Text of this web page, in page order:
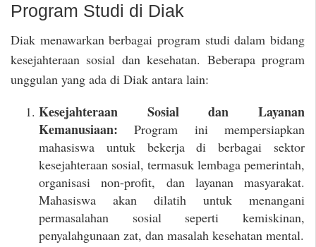
Program Studi di Diak
Diak menawarkan berbagai program studi dalam bidang
kesejahteraan sosial dan kesehatan. Beberapa program
unggulan yang ada di Diak antara lain:
Kesejahteraan Sosial dan Layanan
Kemanusiaan: Program ini mempersiapkan
mahasiswa untuk bekerja di berbagai sektor
kesejahteraan sosial, termasuk lembaga pemerintah,
organisasi non-profit, dan layanan masyarakat.
Mahasiswa akan dilatih untuk menangani
permasalahan sosial seperti kemiskinan,
penyalahgunaan zat, dan masalah kesehatan mental.